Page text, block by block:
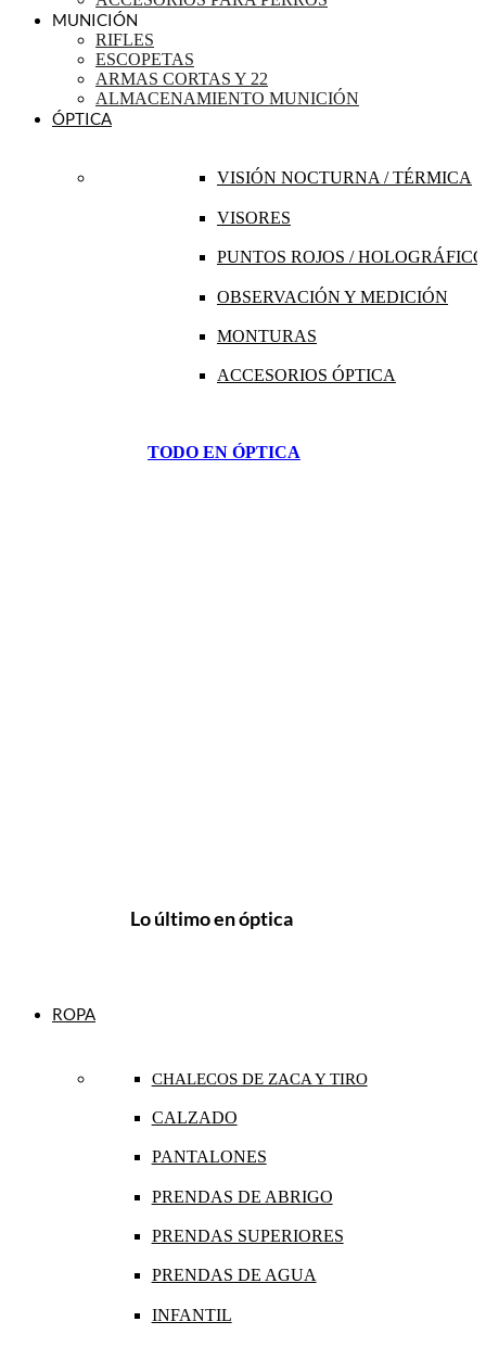
MUNICIÓN
RIFLES
ESCOPETAS
ARMAS CORTAS Y 22
ALMACENAMIENTO MUNICIÓN
ÓPTICA
VISIÓN NOCTURNA / TÉRMICA
VISORES
PUNTOS ROJOS /
OBSERVACIÓN Y MEDICIÓN
MONTURAS
ACCESORIOS ÓPTICA
TODO EN ÓPTICA
Lo último en óptica
ROPA
CHALECOS DE ZACA Y TIRO
CALZADO
PANTALONES
PRENDAS DE ABRIGO
PRENDAS SUPERIORES
PRENDAS DE AGUA
INFANTIL